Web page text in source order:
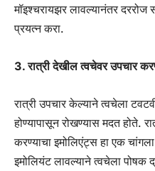
मॉइश्चरायझर लावल्यानंतर
प्रयत्न करा.
3. रात्री देखील त्वचेवर उपचार
रात्री उपचार केल्याने त्वचेला
होण्यापासून रोखण्यास मदत होते.
करण्याचा इमोलिएंट्स हा एक
इमोलियंट लावल्याने त्वचेला पोषक